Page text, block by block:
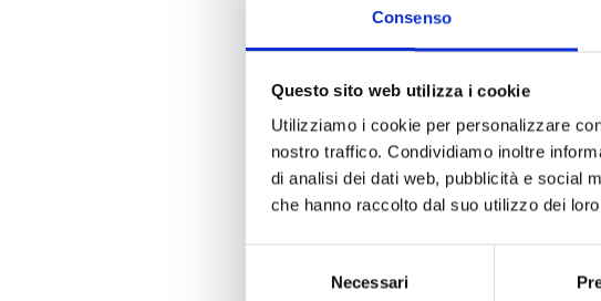
Consenso
Questo sito web utilizza i cookie
Utilizziamo i cookie per personalizzare
nostro traffico. Condividiamo inoltre
di analisi dei dati web, pubblicità e social
che hanno raccolto dal suo utilizzo dei
Necessari